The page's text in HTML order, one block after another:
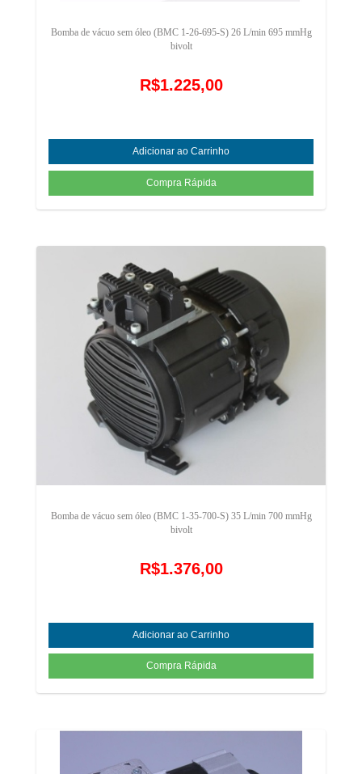
Bomba de vácuo sem óleo (BMC 1-26-695-S) 26 L/min 695 mmHg
bivolt
R$1.225,00
Bomba de vácuo sem óleo (BMC 1-35-700-S) 35 L/min 700 mmHg
bivolt
R$1.376,00